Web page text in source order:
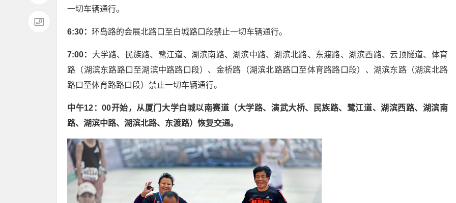
一切车辆通行。
6:30： 环岛路的会展北路口至白城路口段禁止一切车辆通行。
7:00： 大学路、民族路、鹭江道、湖滨南路、湖滨中路、湖滨北路、东渡路、湖滨西路、云顶隧道、体育
路（湖滨东路路口至湖滨中路路口段）、金桥路（湖滨北路路口至体育路路口段）、湖滨东路（湖滨北路
路口至体育路路口段）禁止一切车辆通行。
中午12：00开始，从厦门大学白城以南赛道（大学路、演武大桥、民族路、鹭江道、湖滨西路、湖滨南
路、湖滨中路、湖滨北路、东渡路）恢复交通。